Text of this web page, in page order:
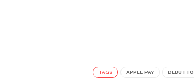
TAGS APPLE PAY